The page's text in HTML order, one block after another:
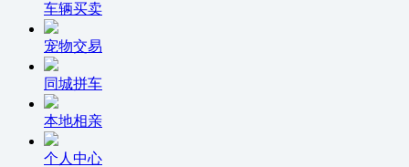
车辆买卖
宠物交易
同城拼车
本地相亲
个人中心